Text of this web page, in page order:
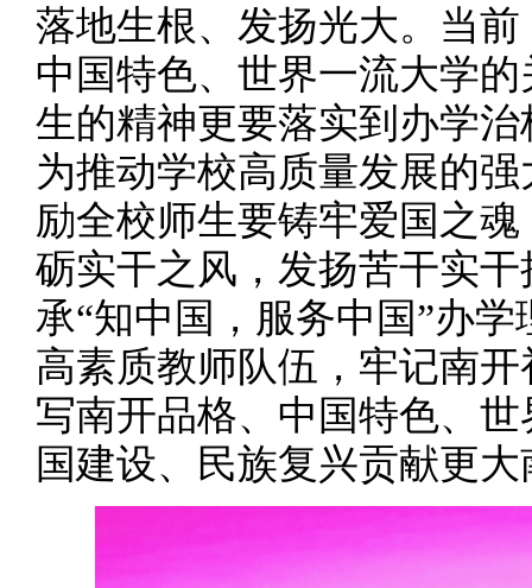
落地生根、发扬光大。当
中国特色、世界一流大学
生的精神更要落实到办学
为推动学校高质量发展的
励全校师生要铸牢爱国之
砺实干之风，发扬苦干实
承“知中国，服务中国”办
高素质教师队伍，牢记南
写南开品格、中国特色、
国建设、民族复兴贡献更